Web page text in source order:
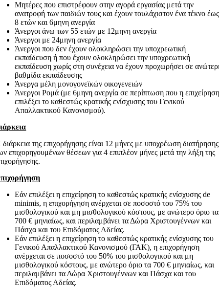
Μητέρες που επιστρέφουν στην αγορά εργασίας μετά την
ανατροφή των παιδιών τους και έχουν τουλάχιστον ένα τέκνο έως
8 ετών και 6μηνη ανεργία
Άνεργοι άνω των 55 ετών με 12μηνη ανεργία
Άνεργοι με 24μηνη ανεργία
Άνεργοι που δεν έχουν ολοκληρώσει την υποχρεωτική
εκπαίδευση ή που έχουν ολοκληρώσει την υποχρεωτική
εκπαίδευση χωρίς στη συνέχεια να έχουν προχωρήσει σε
βαθμίδα εκπαίδευσης
Άνεργα μέλη μονογονεϊκών οικογενειών
Άνεργοι Ρομά (με 6μηνη ανεργία σε περίπτωση που η
επιλέξει το καθεστώς κρατικής ενίσχυσης του Γενικού
Απαλλακτικού Κανονισμού).
της επιχορήγησης είναι 12 μήνες με υποχρέωση διατήρησης
επιχορηγουμένων θέσεων για 4 επιπλέον μήνες μετά την λήξη της
Εάν επιλέξει η επιχείρηση το καθεστώς κρατικής ενίσχυσης de
minimis, η επιχορήγηση ανέρχεται σε ποσοστό του 75% του
μισθολογικού και μη μισθολογικού κόστους, με ανώτερο όριο τα
700 € μηνιαίως, και περιλαμβάνει τα Δώρα Χριστουγέννων και
Πάσχα και του Επιδόματος Αδείας.
Εάν επιλέξει η επιχείρηση το καθεστώς κρατικής ενίσχυσης του
Γενικού Απαλλακτικού Κανονισμού (ΓΑΚ), η επιχορήγηση
ανέρχεται σε ποσοστό του 50% του μισθολογικού και μη
μισθολογικού κόστους, με ανώτερο όριο τα 700 € μηνιαίως, και
περιλαμβάνει τα Δώρα Χριστουγέννων και Πάσχα και του
Επιδόματος Αδείας.